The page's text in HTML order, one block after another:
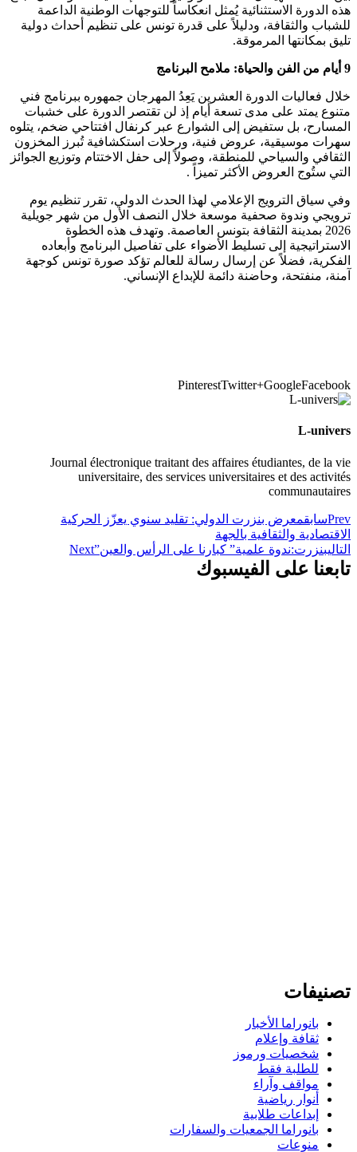
هذه الدورة الاستثنائية يُمثل انعكاساً للتوجهات الوطنية الداعمة
للشباب والثقافة، ودليلاً على قدرة تونس على تنظيم أحداث دولية
تليق بمكانتها المرموقة.
9 أيام من الفن والحياة: ملامح البرنامج
خلال فعاليات الدورة العشرين يَعِدُ المهرجان جمهوره ببرنامج فني
متنوع يمتد على مدى تسعة أيام إذ لن تقتصر الدورة على خشبات
المسارح، بل ستفيض إلى الشوارع عبر كرنفال افتتاحي ضخم، يتلوه
سهرات موسيقية، عروض فنية، ورحلات استكشافية تُبرز المخزون
الثقافي والسياحي للمنطقة، وصولاً إلى حفل الاختتام وتوزيع الجوائز
التي ستُوج العروض الأكثر تميزاً .
وفي سياق الترويج الإعلامي لهذا الحدث الدولي، تقرر تنظيم يوم
ترويجي وندوة صحفية موسعة خلال النصف الأول من شهر جويلية
2026 بمدينة الثقافة بتونس العاصمة. وتهدف هذه الخطوة
الاستراتيجية إلى تسليط الأضواء على تفاصيل البرنامج وأبعاده
الفكرية، فضلاً عن إرسال رسالة للعالم تؤكد صورة تونس كوجهة
آمنة، منفتحة، وحاضنة دائمة للإبداع الإنساني.
Facebook
Google+
Twitter
Pinterest
L-univers
Journal électronique traitant des affaires étudiantes, de la vie
universitaire, des services universitaires et des activités
communautaires
Prevسابقمعرض بنزرت الدولي: تقليد سنوي يعزّز الحركية
الاقتصادية والثقافية بالجهة
التاليبنزرت:ندوة علمية” كبارنا على الرأس والعين”Next
تابعنا على الفيسبوك
تصنيفات
بانوراما الأخبار
ثقافة وإعلام
شخصيات ورموز
للطلبة فقط
مواقف وآراء
أنوار رياضية
إبداعات طلابية
بانوراما الجمعيات والسفارات
منوعات